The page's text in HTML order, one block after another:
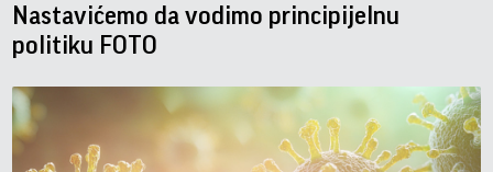
Nastavićemo da vodimo principijelnu
politiku FOTO